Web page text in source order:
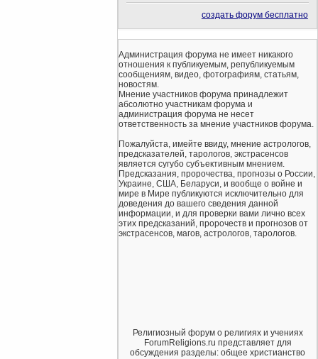
создать форум бесплатно
Администрация форума не имеет никакого
отношения к публикуемым, републикуемым
сообщениям, видео, фотографиям, статьям,
новостям.
Мнение участников форума принадлежит
абсолютно участникам форума и
администрация форума не несет
ответственность за мнение участников форума.
Пожалуйста, имейте ввиду, мнение астрологов,
предсказателей, тарологов, экстрасенсов
является сугубо субъективным мнением.
Предсказания, пророчества, прогнозы о России,
Украине, США, Беларуси, и вообще о войне и
мире в Мире публикуются исключительно для
доведения до вашего сведения данной
информации, и для проверки вами лично всех
этих предсказаний, пророчеств и прогнозов от
экстрасенсов, магов, астрологов, тарологов.
Религиозный форум о религиях и учениях
ForumReligions.ru представляет для
обсуждения разделы: общее христианство